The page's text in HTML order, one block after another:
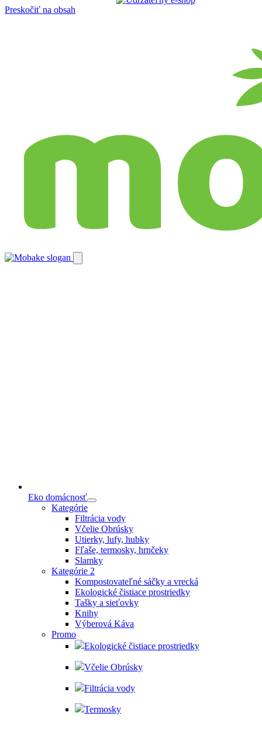
Preskočiť na obsah
Eko domácnosť
Kategórie
Filtrácia vody
Včelie Obrúsky
Utierky, lufy, hubky
Fľaše, termosky, hrnčeky
Slamky
Kategórie 2
Kompostovateľné sáčky a vrecká
Ekologické čistiace prostriedky
Tašky a sieťovky
Knihy
Výberová Káva
Promo
Ekologické čistiace prostriedky
Včelie Obrúsky
Filtrácia vody
Termosky